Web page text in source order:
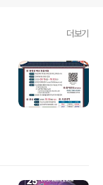
더보기